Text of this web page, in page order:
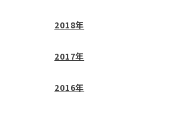
2018年
2017年
2016年